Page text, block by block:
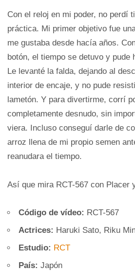
Con el reloj en mi poder, no perdí
práctica. Mi primer objetivo fue
me gustaba desde hacía años.
botón, el tiempo se detuvo y pude
Le levanté la falda, dejando al
interior de encaje, y no pude
lametón. Y para divertirme, corrí
completamente desnudo, sin
viera. Incluso conseguí darle de
arroz llena de mi propio semen
reanudara el tiempo.
Así que mira RCT-567 con Placer
Código de vídeo: RCT-567
Actrices: Haruki Sato, Riku
Estudio: RCT
País:Japón